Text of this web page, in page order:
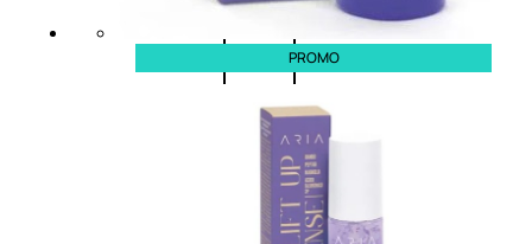
Fragranze
Nature
Donna
PROMO